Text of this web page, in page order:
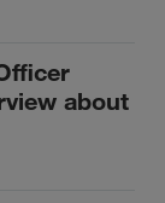
about